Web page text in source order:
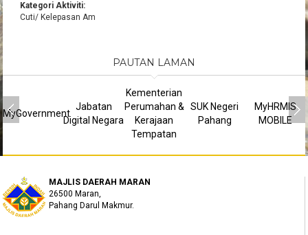
Kategori Aktiviti:
Cuti/ Kelepasan Am
PAUTAN LAMAN
MyGovernment
Jabatan
Digital Negara
Kementerian
Perumahan &
Kerajaan
Tempatan
SUK Negeri
Pahang
MyHRMIS
MOBILE
MAJLIS DAERAH MARAN
26500 Maran,
Pahang Darul Makmur.